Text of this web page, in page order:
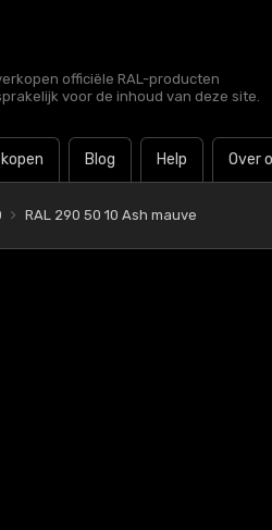
officiële RAL-producten
voor de inhoud van deze site.
Blog Help Over
RAL 290 50 10 Ash mauve